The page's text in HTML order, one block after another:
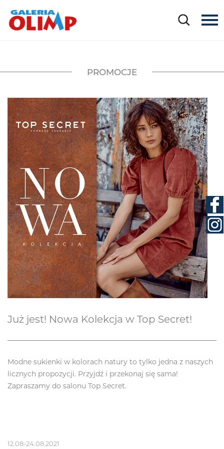
PROMOCJE
Już jest! Nowa Kolekcja w Top Secret!
Modne sukienki w kolorach natury to tylko jedna z naszych
licznych propozycji. Przyjdź i przekonaj się sama!
Zapraszamy do salonu Top Secret.
12.08-24.08.2021